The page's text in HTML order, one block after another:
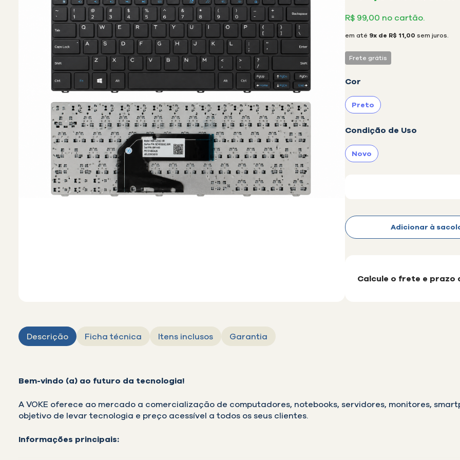
R$ 99,00 no cartão.
em até 9x de R$ 11,00 sem juros.
Frete grátis
Cor
Preto
Condição de Uso
Novo
Disponibilidade:
Adicionar à
Calcule o frete e prazo
Descrição Ficha técnica Itens inclusos Garantia
Bem-vindo (a) ao futuro da tecnologia!
A VOKE oferece ao mercado a comercialização de computadores, notebooks, servidores, monitores,
objetivo de levar tecnologia e preço acessível a todos os seus clientes.
Informações principais: